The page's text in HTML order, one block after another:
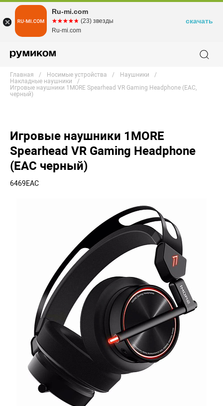
Главная Носимые устройства
Наушники
Накладные наушники
Игровые наушники 1MORE Spearhead VR Gaming Headphone (EAC,
черный)
Игровые наушники 1MORE
Spearhead VR Gaming Headphone
(EAC черный)
6469EAC
Ru-mi.com
☆☆☆☆☆
★★★★★ (23) звезды
Ru-mi.com
скачать